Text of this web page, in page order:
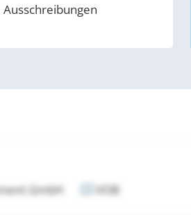
Ausschreibungen
GmbH VOB